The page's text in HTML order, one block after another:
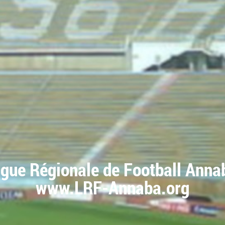
Régionale de Football
www.LRF-Annaba.org